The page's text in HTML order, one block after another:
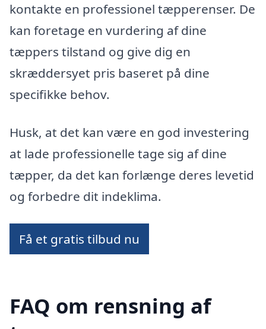
kontakte en professionel tæpperenser. De
kan foretage en vurdering af dine
tæppers tilstand og give dig en
skræddersyet pris baseret på dine
specifikke behov.
Husk, at det kan være en god investering
at lade professionelle tage sig af dine
tæpper, da det kan forlænge deres levetid
og forbedre dit indeklima.
Få et gratis tilbud nu
FAQ om rensning af